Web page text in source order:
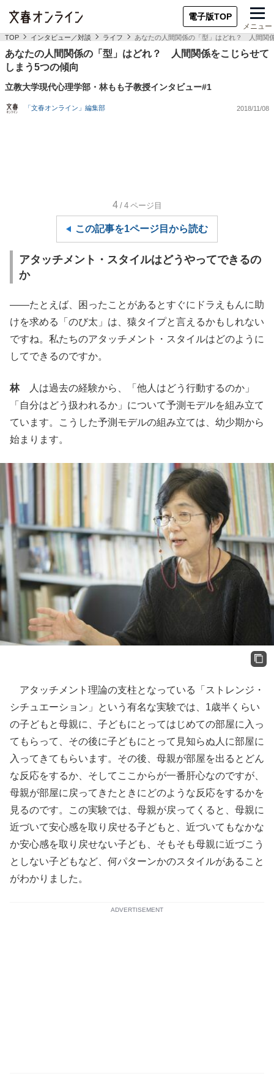
電子版TOP
メニュー
TOP インタビュー／対談 ライフ あなたの人間関係の「型」はどれ？ 人間関
あなたの人間関係の「型」はどれ？ 人間関係をこじらせて
しまう5つの傾向
立教大学現代心理学部・林もも子教授インタビュー#1
「文春オンライン」編集部 2018/11/08
4 /4 ページ目
この記事を1ページ目から読む
アタッチメント・スタイルはどうやってできるの
か
――たとえば、困ったことがあるとすぐにドラえもんに助
けを求める「のび太」は、猿タイプと言えるかもしれない
ですね。私たちのアタッチメント・スタイルはどのように
してできるのですか。
林人は過去の経験から、「他人はどう行動するのか」
「自分はどう扱われるか」について予測モデルを組み立て
ています。こうした予測モデルの組み立ては、幼少期から
始まります。
アタッチメント理論の支柱となっている「ストレンジ・
シチュエーション」という有名な実験では、1歳半くらい
の子どもと母親に、子どもにとってはじめての部屋に入っ
てもらって、その後に子どもにとって見知らぬ人に部屋に
入ってきてもらいます。その後、母親が部屋を出るとどん
な反応をするか、そしてここからが一番肝心なのですが、
母親が部屋に戻ってきたときにどのような反応をするかを
見るのです。この実験では、母親が戻ってくると、母親に
近づいて安心感を取り戻せる子どもと、近づいてもなかな
か安心感を取り戻せない子ども、そもそも母親に近づこう
としない子どもなど、何パターンかのスタイルがあること
がわかりました。
ADVERTISEMENT